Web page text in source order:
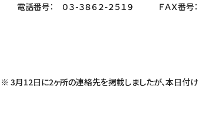
電話番号： ０３-３８６２-２５１９ ＦＡＸ番号：
※ 3月12日に2ヶ所の連絡先を掲載しましたが、本日付